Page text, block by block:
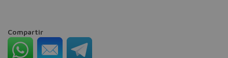
Compartir